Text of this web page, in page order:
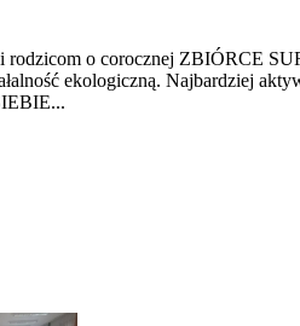
rodzicom o corocznej ZBIÓRCE
ekologiczną. Najbardziej